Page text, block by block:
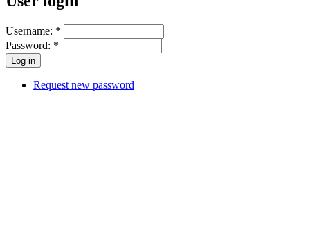
Username: *
Password: *
Request new password